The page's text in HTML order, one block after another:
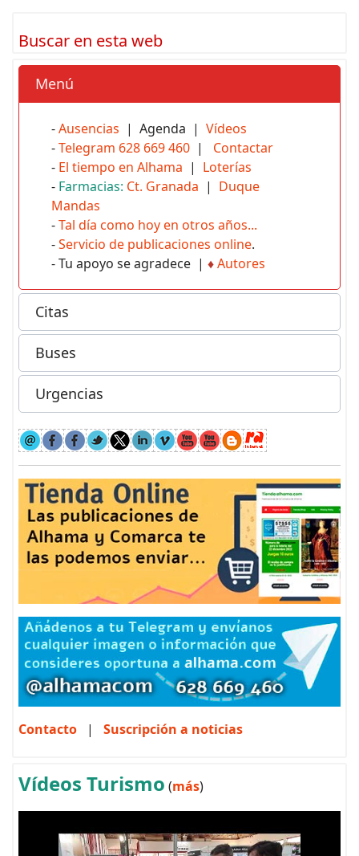
Buscar en esta web
Menú
-Ausencias | Agenda | Vídeos
-Telegram 628 669 460 | Contactar
- El tiempo en Alhama | Loterías
- Farmacias: Ct. Granada | Duque
Mandas
-Tal día como hoy en otros años...
-Servicio de publicaciones online.
- Tu apoyo se agradece | ♦Autores
Citas
Buses
Urgencias
Contacto | Suscripción a noticias
Vídeos Turismo (más)